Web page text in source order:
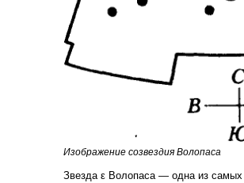
Изображение созвездия Волопаса
Звезда ε Волопаса — одна из самых